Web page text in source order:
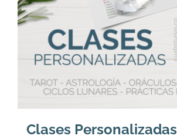
Clases Personalizadas